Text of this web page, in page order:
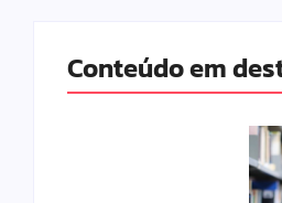
Conteúdo em